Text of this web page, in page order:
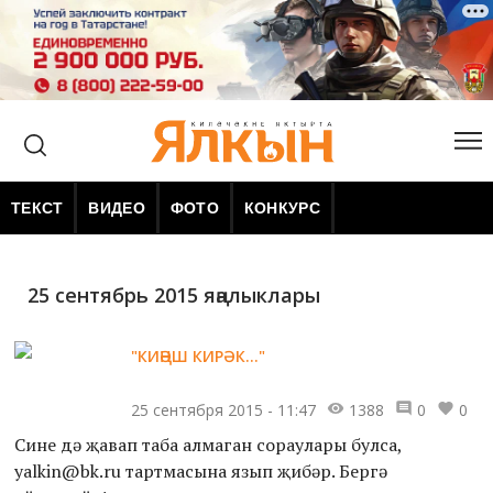
ТЕКСТ ВИДЕО ФОТО КОНКУРС
25 сентябрь 2015 яңалыклары
"КИҢӘШ КИРӘК..."
25 сентября 2015 - 11:47 1388 0 0
Синең дә җавап таба алмаган сорауларың булса,
yalkin@bk.ru тартмасына язып җибәр. Бергә